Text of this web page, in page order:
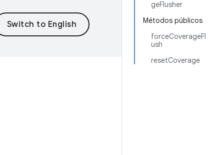
geFlusher
Métodos públicos
forceCoverageFl
ush
resetCoverage